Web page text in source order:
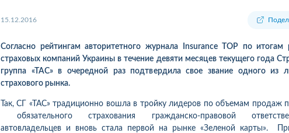
15.12.2016
Согласно рейтингам авторитетного журнала Insurance ТОР по итогам
страховых компаний Украины в течение девяти месяцев текущего года
группа «ТАС» в очередной раз подтвердила свое звание одного из
страхового рынка.
Так, СГ «ТАС» традиционно вошла в тройку лидеров по объемам продаж
обязательного страхования гражданско-правовой
автовладельцев и вновь стала первой на рынке «Зеленой карты».